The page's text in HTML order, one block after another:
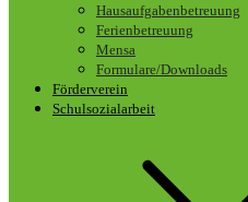
Hausaufgabenbetreuung
Ferienbetreuung
Mensa
Formulare/Downloads
Förderverein
Schulsozialarbeit